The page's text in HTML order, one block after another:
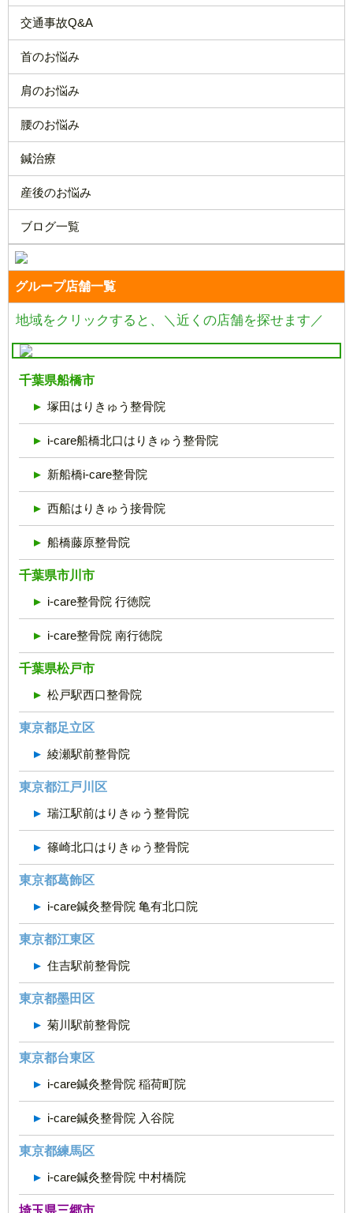
交通事故Q&A
首のお悩み
肩のお悩み
腰のお悩み
鍼治療
産後のお悩み
ブログ一覧
グループ店舗一覧
地域をクリックすると、 ＼近くの店舗を探せます／
千葉県船橋市
塚田はりきゅう整骨院
i-care船橋北口はりきゅう整骨院
新船橋i-care整骨院
西船はりきゅう接骨院
船橋藤原整骨院
千葉県市川市
i-care整骨院 行徳院
i-care整骨院 南行徳院
千葉県松戸市
松戸駅西口整骨院
東京都足立区
綾瀬駅前整骨院
東京都江戸川区
瑞江駅前はりきゅう整骨院
篠崎北口はりきゅう整骨院
東京都葛飾区
i-care鍼灸整骨院 亀有北口院
東京都江東区
住吉駅前整骨院
東京都墨田区
菊川駅前整骨院
東京都台東区
i-care鍼灸整骨院 稲荷町院
i-care鍼灸整骨院 入谷院
東京都練馬区
i-care鍼灸整骨院 中村橋院
埼玉県三郷市